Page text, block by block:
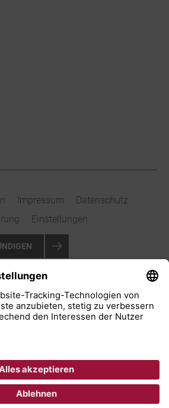
Impressum
Datenschutz
Einstellungen
Salzuflen GmbH